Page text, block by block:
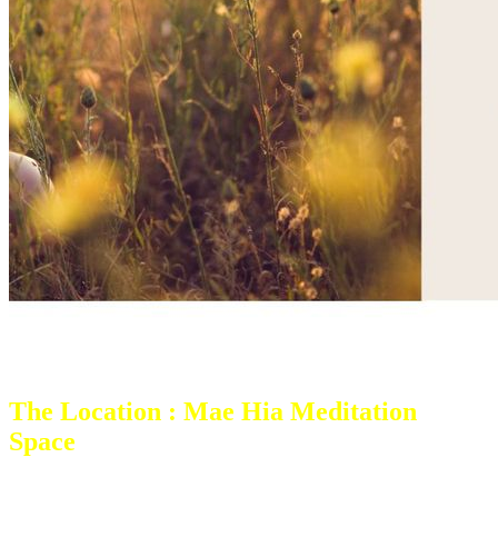
The Location : Mae Hia Meditation
Space